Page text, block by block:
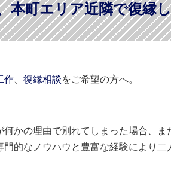
本町エリア近隣で復縁
作 復縁相談をご希望の方へ。
かの理由で別れてしまった場合、ま
門的なノウハウと豊富な経験により二